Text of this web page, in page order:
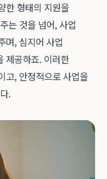
한 형태의 지원을
는 것을 넘어, 사업
며, 심지어 사업
제공하죠. 이러한
고, 안정적으로 사업을
.